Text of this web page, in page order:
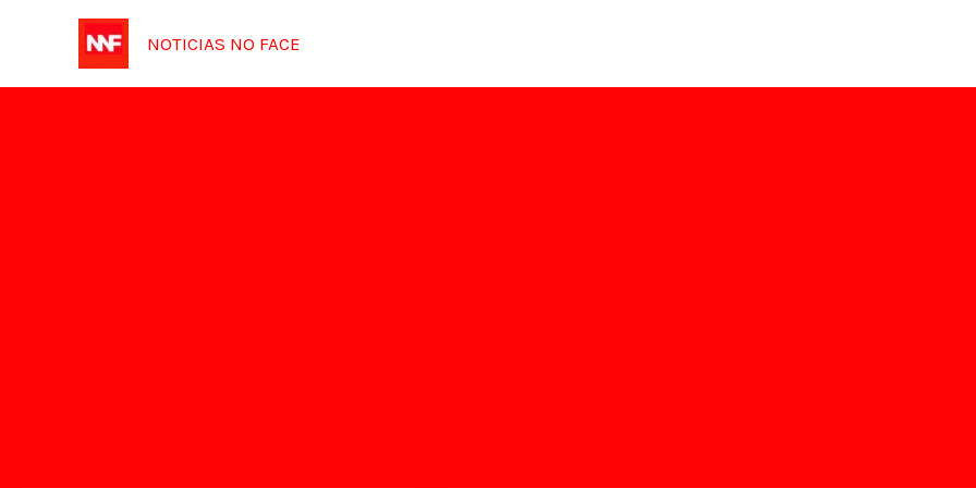
NOTICIAS NO FACE